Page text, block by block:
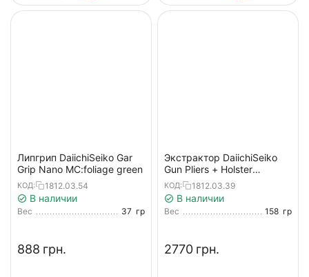
Липгрип DaiichiSeiko Gar
Grip Nano MC:foliage green
КОД: 1812.03.54
В наличии
Вес 37 гр
‍888‍ грн.
Экстрактор DaiichiSeiko
Gun Pliers + Holster
к:foliage green
КОД: 1812.03.39
В наличии
Вес 158 гр
‍2770‍ грн.